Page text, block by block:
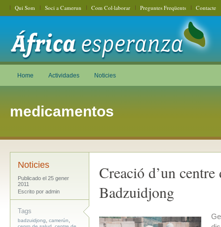
Qui Som Soci a Camerun Com Col·laborar Preguntes Freqüents Contacte
Home Actividades Noticies
medicamentos
Noticies
Publicado el 25 gener
2011
Escrito por admin
Tags
badzuidjong camerún
Creació d’un centre
Badzuidjong